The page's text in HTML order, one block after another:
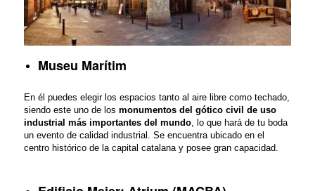
Museu Marítim
En él puedes elegir los espacios tanto al aire libre como techado,
siendo este uno de los monumentos del gótico civil de uso
industrial más importantes del mundo, lo que hará de tu boda
un evento de calidad industrial. Se encuentra ubicado en el
centro histórico de la capital catalana y posee gran capacidad.